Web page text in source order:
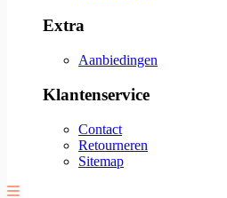
Extra
Aanbiedingen
Klantenservice
Contact
Retourneren
Sitemap